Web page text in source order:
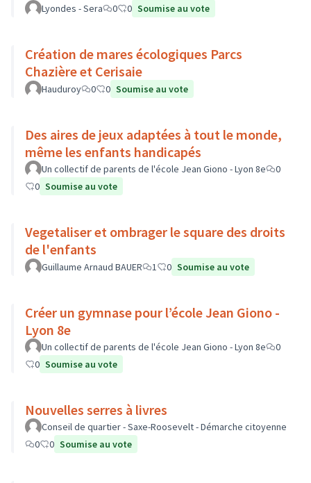
Lyondes - Sera 0 0 Soumise au vote
Création de mares écologiques Parcs
Chazière et Cerisaie
Hauduroy 0 0 Soumise au vote
Des aires de jeux adaptées à tout le monde,
même les enfants handicapés
Un collectif de parents de l'école Jean Giono - Lyon 8e
0
0 Soumise au vote
Vegetaliser et ombrager le square des droits
de l'enfants
Guillaume Arnaud BAUER 1 0 Soumise au vote
Créer un gymnase pour l’école Jean Giono -
Lyon 8e
Un collectif de parents de l'école Jean Giono - Lyon 8e
0
0 Soumise au vote
Nouvelles serres à livres
Conseil de quartier - Saxe-Roosevelt - Démarche citoyenne
0
0 Soumise au vote